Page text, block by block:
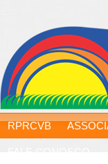
RPRCVB